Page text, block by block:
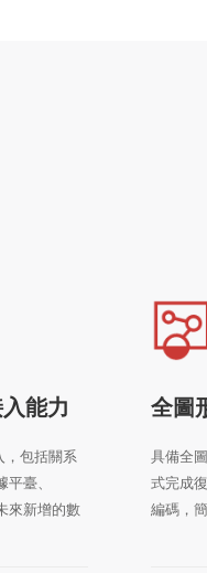
能力
，包括關系
臺、
來新增的數
全圖
具備全
式完成
編碼，